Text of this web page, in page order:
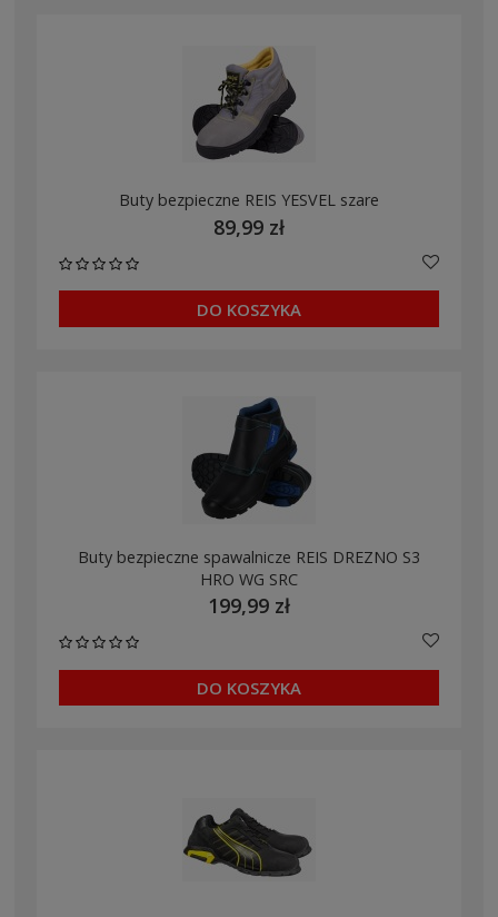
Buty bezpieczne REIS YESVEL szare
89,99 zł
DO KOSZYKA
Buty bezpieczne spawalnicze REIS DREZNO S3
HRO WG SRC
199,99 zł
DO KOSZYKA